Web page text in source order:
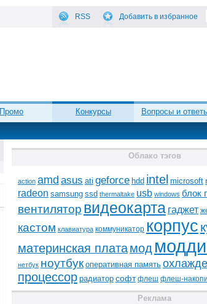
RSS Добавить в избранное
Промо Конкурсы Вопросы и
Облако тэгов
action amd asus ati geforce hdd intel microsoft
radeon samsung ssd thermaltake usb windows блок
вентилятор видеокарта гаджет
кастом клавиатура коммуникатор корпус
материнская платамод
нетбук ноутбук оперативная память
процессор радиатор софт флеш флеш-
Реклама